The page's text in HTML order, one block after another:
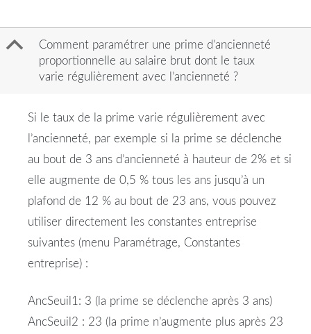
B
Comment paramétrer une prime d’ancienneté
proportionnelle au salaire brut dont le taux
varie régulièrement avec l’ancienneté ?
Si le taux de la prime varie régulièrement avec
l’ancienneté, par exemple si la prime se déclenche
au bout de 3 ans d’ancienneté à hauteur de 2% et si
elle augmente de 0,5 % tous les ans jusqu’à un
plafond de 12 % au bout de 23 ans, vous pouvez
utiliser directement les constantes entreprise
suivantes (menu Paramétrage, Constantes
entreprise) :
AncSeuil1: 3 (la prime se déclenche après 3 ans)
AncSeuil2 : 23 (la prime n’augmente plus après 23